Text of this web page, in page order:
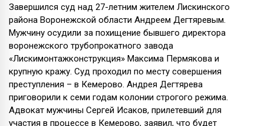
Завершился суд над 27-летним жителем Лискинского
района Воронежской области Андреем Дегтяревым.
Мужчину осудили за похищение бывшего директора
воронежского трубопрокатного завода
«Лискимонтажконструкция» Максима Пермякова и
крупную кражу. Суд проходил по месту совершения
преступления – в Кемерово. Андрея Дегтярева
приговорили к семи годам колонии строгого режима.
Адвокат мужчины Сергей Исаков, прилетевший для
участия в процессе в Кемерово, заявил, что будет